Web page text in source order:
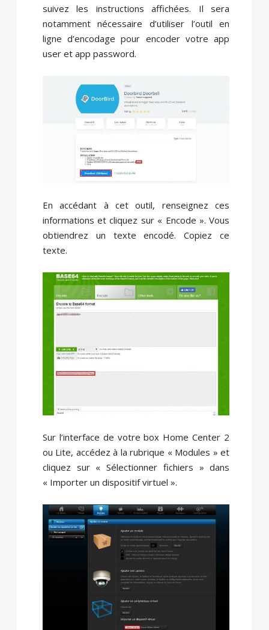
suivez les instructions affichées. Il sera
notamment nécessaire d’utiliser l’outil en
ligne d’encodage pour encoder votre app
user et app password.
En accédant à cet outil, renseignez ces
informations et cliquez sur « Encode ». Vous
obtiendrez un texte encodé. Copiez ce
texte.
Sur l’interface de votre box Home Center 2
ou Lite, accédez à la rubrique « Modules » et
cliquez sur « Sélectionner fichiers » dans
« Importer un dispositif virtuel ».